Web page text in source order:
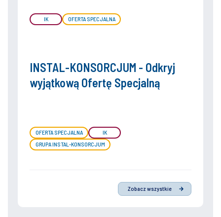
IK OFERTA SPECJALNA
INSTAL-KONSORCJUM - Odkryj
wyjątkową Ofertę Specjalną
OFERTA SPECJALNA
IK
GRUPA INSTAL-KONSORCJUM
Zobacz wszystkie